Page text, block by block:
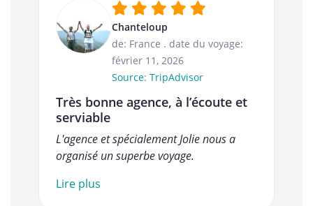
Chanteloup
de: France . date du voyage:
février 11, 2026
Source: TripAdvisor
Très bonne agence, à l’écoute et
serviable
L'agence et spécialement Jolie nous a
organisé un superbe voyage.
Lire plus